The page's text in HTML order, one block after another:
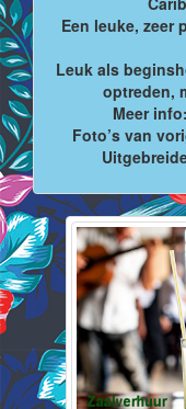
Een leuke, zeer
Leuk als
optreden,
Meer info:
Foto’s van